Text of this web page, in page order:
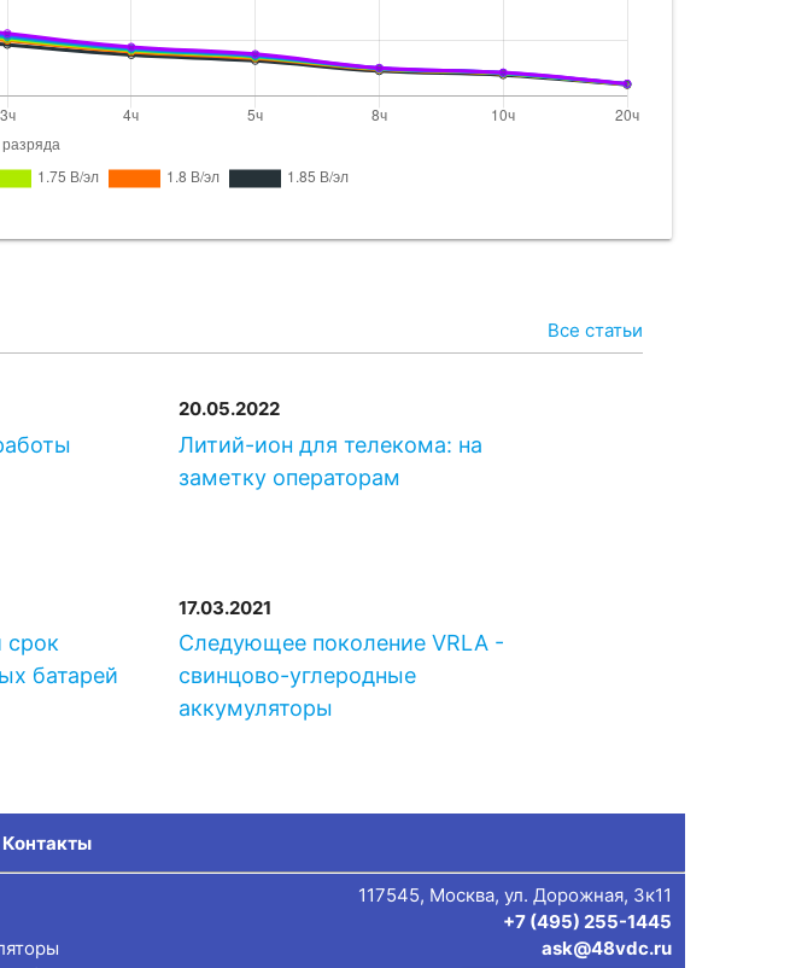
LeochLPL12-90H
Все статьи
20.05.2022
Литий-ион для телекома: на
заметку операторам
срок
батарей
17.03.2021
Следующее поколение VRLA -
свинцово-углеродные
аккумуляторы
Контакты
117545, Москва, ул. Дорожная, 3к11
+7 (495) 255-1445
ask@48vdc.ru